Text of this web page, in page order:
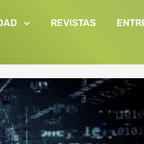
REVISTAS